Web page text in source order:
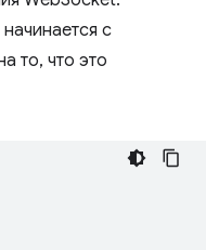
начинается с
то, что это